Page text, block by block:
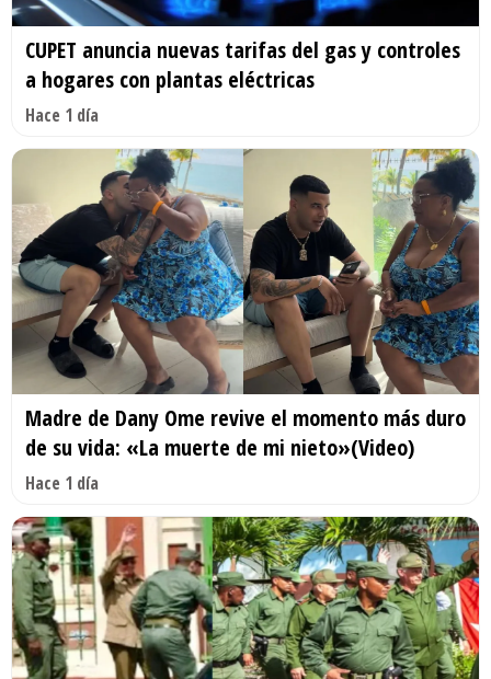
CUPET anuncia nuevas tarifas del gas y controles
a hogares con plantas eléctricas
Hace 1 día
Madre de Dany Ome revive el momento más duro
de su vida: «La muerte de mi nieto»(Video)
Hace 1 día